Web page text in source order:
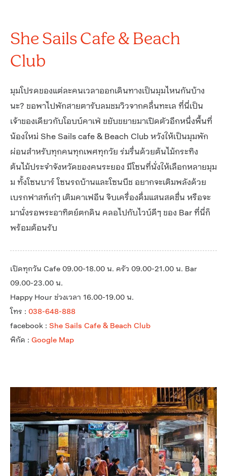
She Sails Cafe & Beach
Club
มุมโปรดของแต่ละคนเวลาออกเดินทางเป็นมุมไหนกันบ้าง
นะ? ขอพาไปพักสายตารับลมชมวิวจากคลื่นทะเล ที่นี่เป็น
เจ้าของเดียวกับโอบบ์คาเฟ่ ขยับขยายมาเปิดตัวอีกหนึ่งพื้นที่
น้องใหม่ She Sails cafe & Beach Club หวังให้เป็นมุมพัก
ผ่อนสำหรับทุกคนทุกเพศทุกวัย ร่มรื่นด้วยต้นไม้กระทิง
ต้นไม้ประจำจังหวัดของคนระยอง มีโซนที่นั่งให้เลือกหลายมุม
ม ทั้งโซนบาร์ โซนรถบ้านและโซนบีช อยากจะเติมพลังด้วย
เบรกฟาสท์เก๋ๆ เติมคาเฟอีน จิบเครื่องดื่มแสนสดชื่น หรือจะ
มานั่งรอพระอาทิตย์ตกดิน คลอไปกับไวบ์ดีๆ ของ Bar ที่นี่ก็
พร้อมต้อนรับ
เปิดทุกวัน Cafe 09.00-18.00 น. ครัว 09.00-21.00 น. Bar
09.00-23.00 น.
Happy Hour ช่วงเวลา 16.00-19.00 น.
โทร : 038-648-888
facebook : She Sails Cafe & Beach Club
พิกัด : Google Map